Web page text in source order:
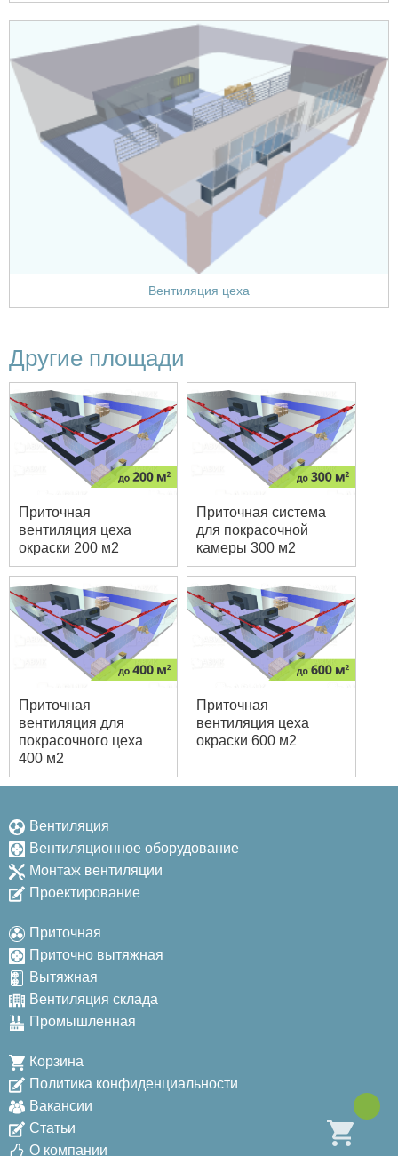
Вентиляция цеха
Другие площади
Приточная
вентиляция цеха
окраски 200 м2
Приточная система
для покрасочной
камеры 300 м2
Приточная
вентиляция для
покрасочного цеха
400 м2
Приточная
вентиляция цеха
окраски 600 м2
Вентиляция
Вентиляционное оборудование
Монтаж вентиляции
Проектирование
Приточная
Приточно вытяжная
Вытяжная
Вентиляция склада
Промышленная
Корзина
Политика конфиденциальности
Вакансии
Статьи
О компании